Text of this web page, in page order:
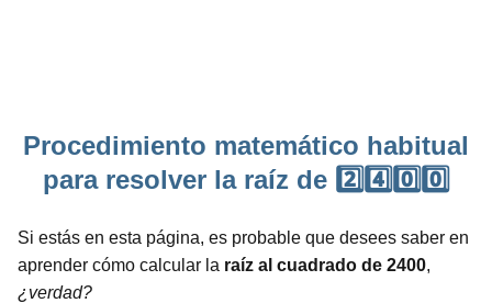
Procedimiento matemático habitual
para resolver la raíz de 2️⃣4️⃣0️⃣0️⃣
Si estás en esta página, es probable que desees saber en
aprender cómo calcular la raíz al cuadrado de 2400,
¿verdad?